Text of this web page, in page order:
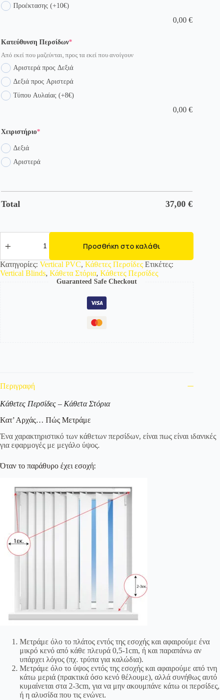
Προέκτασης (+10€)
0,00€
Κατεύθυνση Περσίδων*(required)
Από εκεί που μαζεύνται, προς τα εκεί που ανοίγουν
Αριστερά προς Δεξιά
Δεξιά προς Αριστερά
Τύπου Αυλαίας (+8€)
0,00€
Χειριστήριο*(required)
Δεξιά
Αριστερά
Total 37,00€
Κάθετες
PVC
89mm
Ζαχαρί
Προσθήκη στο καλάθι
Κατηγορίες: Vertical PVC, Κάθετες Περσίδες Ετικέτες:
Vertical Blinds, Κάθετα Στόρια, Κάθετες Περσίδες
Guaranteed Safe Checkout
Περιγραφή
Κάθετες Περσίδες – Κάθετα Στόρια
Κατ’ Αρχάς… Πώς Μετράμε
Ένα χαρακτηριστικό των κάθετων περσίδων, είναι πως είναι ιδανικές
για εφαρμογές με μεγάλο ύψος.
Όταν το παράθυρο έχει εσοχή:
Μετράμε όλο το πλάτος εντός της εσοχής και αφαιρούμε ένα
μικρό κενό από κάθε πλευρά 0,5-1cm, ή και παραπάνω αν
υπάρχει λόγος (πχ. τρύπα για καλώδια).
Μετράμε όλο το ύψος εντός της εσοχής και αφαιρούμε από τνη
κάτω μεριά (πρακτικά όσο κενό θέλουμε), αλλά συνήθως αυτό
κυμαίνεται στα 2-3cm, για να μην ακουμπάνε κάτω οι περσίδες,
ή η αλυσίδα που τις ενώνει.